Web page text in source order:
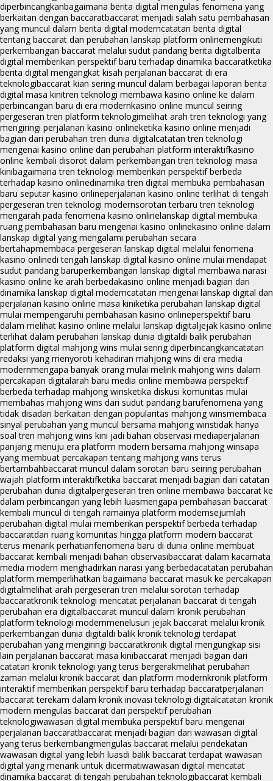
diperbincangkanbagaimana berita digital mengulas fenomena yang
berkaitan dengan baccaratbaccarat menjadi salah satu pembahasan
yang muncul dalam berita digital moderncatatan berita digital
tentang baccarat dan perubahan lanskap platform onlinemengikuti
perkembangan baccarat melalui sudut pandang berita digitalberita
digital memberikan perspektif baru terhadap dinamika baccaratketika
berita digital mengangkat kisah perjalanan baccarat di era
teknologibaccarat kian sering muncul dalam berbagai laporan berita
digital masa kinitren teknologi membawa kasino online ke dalam
perbincangan baru di era modernkasino online muncul seiring
pergeseran tren platform teknologimelihat arah tren teknologi yang
mengiringi perjalanan kasino onlineketika kasino online menjadi
bagian dari perubahan tren dunia digitalcatatan tren teknologi
mengenai kasino online dan perubahan platform interaktifkasino
online kembali disorot dalam perkembangan tren teknologi masa
kinibagaimana tren teknologi memberikan perspektif berbeda
terhadap kasino onlinedinamika tren digital membuka pembahasan
baru seputar kasino onlineperjalanan kasino online terlihat di tengah
pergeseran tren teknologi modernsorotan terbaru tren teknologi
mengarah pada fenomena kasino onlinelanskap digital membuka
ruang pembahasan baru mengenai kasino onlinekasino online dalam
lanskap digital yang mengalami perubahan secara
bertahapmembaca pergeseran lanskap digital melalui fenomena
kasino onlinedi tengah lanskap digital kasino online mulai mendapat
sudut pandang baruperkembangan lanskap digital membawa narasi
kasino online ke arah berbedakasino online menjadi bagian dari
dinamika lanskap digital moderncatatan mengenai lanskap digital dan
perjalanan kasino online masa kiniketika perubahan lanskap digital
mulai mempengaruhi pembahasan kasino onlineperspektif baru
dalam melihat kasino online melalui lanskap digitaljejak kasino online
terlihat dalam perubahan lanskap dunia digitaldi balik perubahan
platform digital mahjong wins mulai sering diperbincangkancatatan
redaksi yang menyoroti kehadiran mahjong wins di era media
modernmengapa banyak orang mulai melirik mahjong wins dalam
percakapan digitalarah baru media online membawa perspektif
berbeda terhadap mahjong winsketika diskusi komunitas mulai
membahas mahjong wins dari sudut pandang barufenomena yang
tidak disadari berkaitan dengan popularitas mahjong winsmembaca
sinyal perubahan yang muncul bersama mahjong winstidak hanya
soal tren mahjong wins kini jadi bahan observasi mediaperjalanan
panjang menuju era platform modern bersama mahjong winsapa
yang membuat percakapan tentang mahjong wins terus
bertambahbaccarat muncul dalam sorotan baru seiring perubahan
wajah platform interaktifketika baccarat menjadi bagian dari catatan
perubahan dunia digitalpergeseran tren online membawa baccarat ke
dalam perbincangan yang lebih luasmengapa pembahasan baccarat
kembali muncul di tengah ramainya platform modernsejumlah
perubahan digital mulai memberikan perspektif berbeda terhadap
baccaratdari ruang komunitas hingga platform modern baccarat
terus menarik perhatianfenomena baru di dunia online membuat
baccarat kembali menjadi bahan observasibaccarat dalam kacamata
media modern menghadirkan narasi yang berbedacatatan perubahan
platform memperlihatkan bagaimana baccarat masuk ke percakapan
digitalmelihat arah pergeseran tren melalui sorotan terhadap
baccaratkronik teknologi mencatat perjalanan baccarat di tengah
perubahan era digitalbaccarat muncul dalam kronik perubahan
platform teknologi modernmenelusuri jejak baccarat melalui kronik
perkembangan dunia digitaldi balik kronik teknologi terdapat
perubahan yang mengiringi baccaratkronik digital mengungkap sisi
lain perjalanan baccarat masa kinibaccarat menjadi bagian dari
catatan kronik teknologi yang terus bergerakmelihat perubahan
zaman melalui kronik baccarat dan platform modernkronik platform
interaktif memberikan perspektif baru terhadap baccaratperjalanan
baccarat terekam dalam kronik inovasi teknologi digitalcatatan kronik
modern mengulas baccarat dari perspektif perubahan
teknologiwawasan digital membuka perspektif baru mengenai
perjalanan baccaratbaccarat menjadi bagian dari wawasan digital
yang terus berkembangmengulas baccarat melalui pendekatan
wawasan digital yang lebih luasdi balik baccarat terdapat wawasan
digital yang menarik untuk dicermatiwawasan digital mencatat
dinamika baccarat di tengah perubahan teknologibaccarat kembali